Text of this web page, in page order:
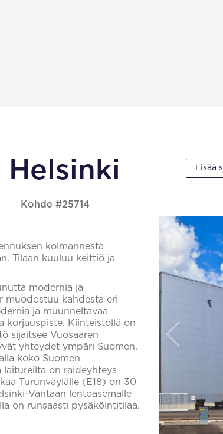
Helsinki
Kohde #25714
Lisää
kolmannesta
Tilaan kuuluu keittiö ja
modernia ja
muodostuu kahdesta eri
ja muunneltavaa
korjauspiste. Kiinteistöllä on
sijaitsee Vuosaaren
yhteydet ympäri Suomen.
koko Suomen
laitureilta on raideyhteys
Turunväylälle (E18) on 30
Vantaan lentoasemalle
on runsaasti pysäköintitilaa.